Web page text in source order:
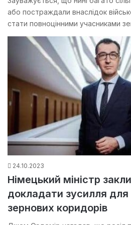
або постраждали внаслідок
стати повноцінними учасниками
24.10.2023
Німецький міністр
докладати зусилля
зернових коридорів